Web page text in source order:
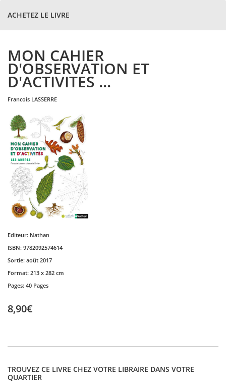
ACHETEZ LE LIVRE
MON CAHIER
D'OBSERVATION ET
D'ACTIVITES ...
francois LASSERRE
Editeur: Nathan
ISBN: 9782092574614
Sortie: août 2017
Format: 213 x 282 cm
Pages: 40 Pages
8,90€
TROUVEZ CE LIVRE CHEZ VOTRE LIBRAIRE DANS VOTRE
QUARTIER